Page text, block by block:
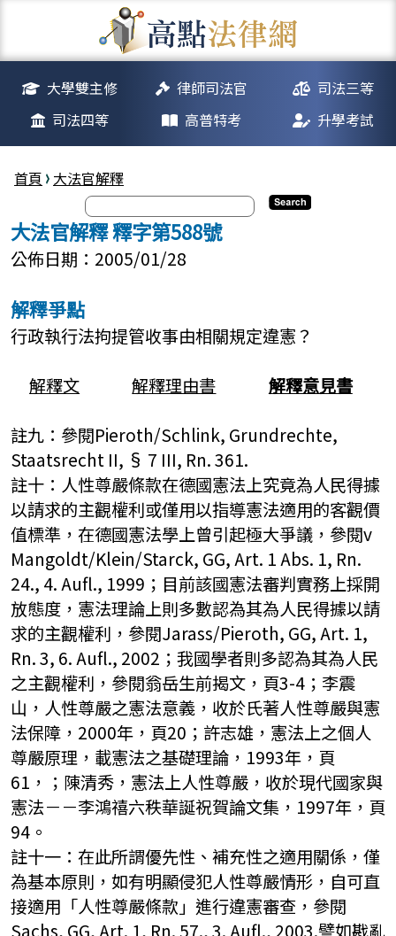
大學雙主修 律師司法官
司法三等
司法四等
高普特考 升學考試
首頁 大法官解釋
大法官解釋 釋字第588號
公佈日期：2005/01/28
解釋爭點
行政執行法拘提管收事由相關規定違憲？
解釋文
解釋理由書
解釋意見書
註九：參閱Pieroth/Schlink, Grundrechte,
Staatsrecht II, § 7 III, Rn. 361.
註十：人性尊嚴條款在德國憲法上究竟為人民得據
以請求的主觀權利或僅用以指導憲法適用的客觀價
值標準，在德國憲法學上曾引起極大爭議，參閱v
Mangoldt/Klein/Starck, GG, Art. 1 Abs. 1, Rn.
24., 4. Aufl., 1999；目前該國憲法審判實務上採開
放態度，憲法理論上則多數認為其為人民得據以請
求的主觀權利，參閱Jarass/Pieroth, GG, Art. 1,
Rn. 3, 6. Aufl., 2002；我國學者則多認為其為人民
之主觀權利，參閱翁岳生前揭文，頁3-4；李震
山，人性尊嚴之憲法意義，收於氏著人性尊嚴與憲
法保障，2000年，頁20；許志雄，憲法上之個人
尊嚴原理，載憲法之基礎理論，1993年，頁
61，；陳清秀，憲法上人性尊嚴，收於現代國家與
憲法－－李鴻禧六秩華誕祝賀論文集，1997年，頁
94。
註十一：在此所謂優先性、補充性之適用關係，僅
為基本原則，如有明顯侵犯人性尊嚴情形，自可直
接適用「人性尊嚴條款」進行違憲審查，參閱
Sachs, GG, Art. 1, Rn. 57., 3. Aufl., 2003.譬如戡亂